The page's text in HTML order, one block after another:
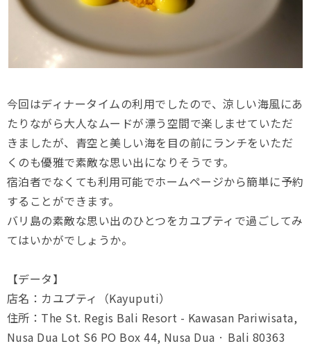
今回はディナータイムの利用でしたので、涼しい海風にあ
たりながら大人なムードが漂う空間で楽しませていただ
きましたが、青空と美しい海を目の前にランチをいただ
くのも優雅で素敵な思い出になりそうです。
宿泊者でなくても利用可能でホームページから簡単に予約
することができます。
バリ島の素敵な思い出のひとつをカユプティで過ごしてみ
てはいかがでしょうか。
【データ】
店名：カユプティ（Kayuputi）
住所：The St. Regis Bali Resort - Kawasan Pariwisata,
Nusa Dua Lot S6 PO Box 44, Nusa Dua · Bali 80363